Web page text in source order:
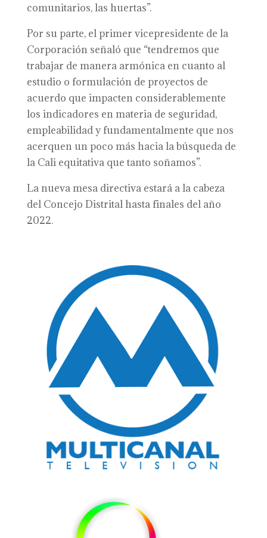
comunitarios, las huertas”.
Por su parte, el primer vicepresidente de la
Corporación señaló que “tendremos que
trabajar de manera armónica en cuanto al
estudio o formulación de proyectos de
acuerdo que impacten considerablemente
los indicadores en materia de seguridad,
empleabilidad y fundamentalmente que nos
acerquen un poco más hacia la búsqueda de
la Cali equitativa que tanto soñamos”.
La nueva mesa directiva estará a la cabeza
del Concejo Distrital hasta finales del año
2022.